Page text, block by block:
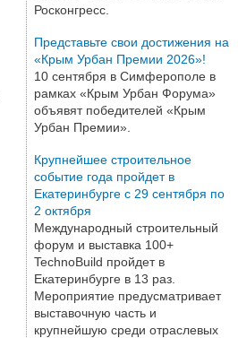
Росконгресс.
Представьте свои достижения на
«Крым Урбан Премии 2026»!
10 сентября в Симферополе в
рамках «Крым Урбан Форума»
объявят победителей «Крым
Урбан Премии».
Крупнейшее строительное
событие года пройдет в
Екатеринбурге с 29 сентября по
2 октября
Международный строительный
форум и выставка 100+
TechnoBuild пройдет в
Екатеринбурге в 13 раз.
Мероприятие предусматривает
выставочную часть и
крупнейшую среди отраслевых